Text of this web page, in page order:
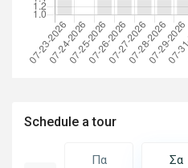
Schedule a tour
Πα Σα